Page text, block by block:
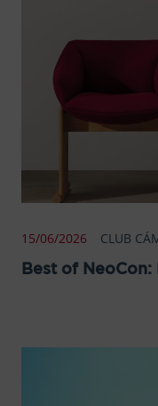
15/06/2026 CLUB
Best of NeoCon: